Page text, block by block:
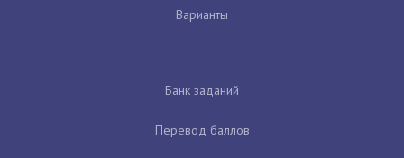
Варианты
Банк заданий
Перевод баллов